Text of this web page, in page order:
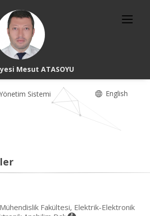
Mesut ATASOYU
Sistemi English
Mühendislik Fakültesi, Elektrik-Elektronik